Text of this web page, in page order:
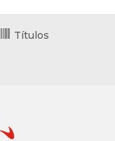
Títulos